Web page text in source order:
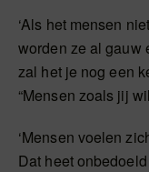
‘Als het mensen
worden ze al gauw
zal het je nog een
“Mensen zoals jij
‘Mensen voelen
Dat heet